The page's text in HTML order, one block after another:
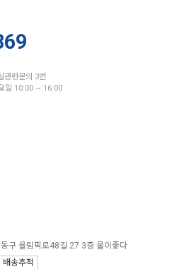
련문의 3번
일 10:00 ~ 16:00
구 올림픽로48길 27 3층 물이좋다
배송추적